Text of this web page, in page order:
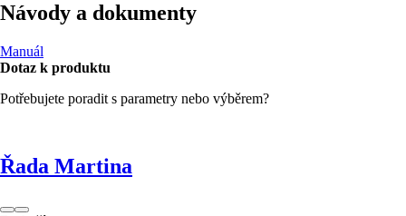
Návody a dokumenty
Manuál
Dotaz k produktu
Potřebujete poradit s parametry nebo výběrem?
Řada Martina